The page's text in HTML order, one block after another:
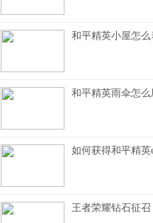
和平精英小屋怎
和平精英雨伞怎么
如何获得和平精
王者荣耀钻石征召